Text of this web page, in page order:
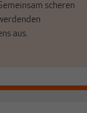
scheren
aus.